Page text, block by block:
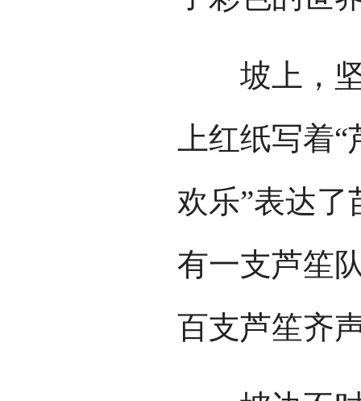
坡上，坚
上红纸写着
欢乐”表达
有一支芦笙
百支芦笙齐